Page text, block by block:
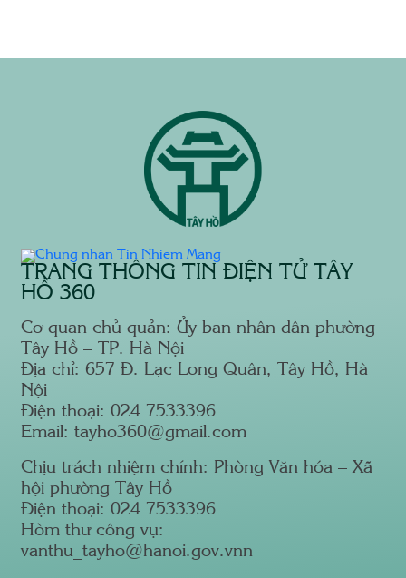
TRANG THÔNG TIN ĐIỆN TỬ TÂY
HỒ 360
Cơ quan chủ quản: Ủy ban nhân dân phường
Tây Hồ – TP. Hà Nội
Địa chỉ: 657 Đ. Lạc Long Quân, Tây Hồ, Hà
Nội
Điện thoại: 024 7533396
Email: tayho360@gmail.com
Chịu trách nhiệm chính: Phòng Văn hóa – Xã
hội phường Tây Hồ
Điện thoại: 024 7533396
Hòm thư công vụ:
vanthu_tayho@hanoi.gov.vnn